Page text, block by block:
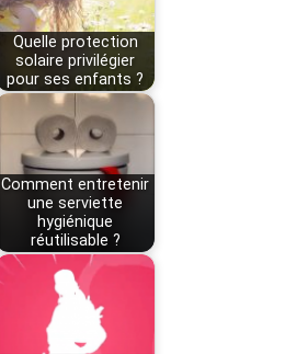
Quelle protection
solaire privilégier
pour ses enfants ?
Comment entretenir
une serviette
hygiénique
réutilisable ?